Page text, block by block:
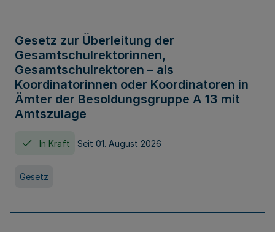
Gesetz zur Überleitung der
Gesamtschulrektorinnen,
Gesamtschulrektoren – als
Koordinatorinnen oder Koordinatoren in
Ämter der Besoldungsgruppe A 13 mit
Amtszulage
In Kraft Seit 01. August 2026
Gesetz